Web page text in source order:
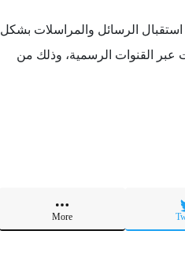
الرسائل والمراسلات بشكل
عبر القنوات الرسمية، وذلك من
More